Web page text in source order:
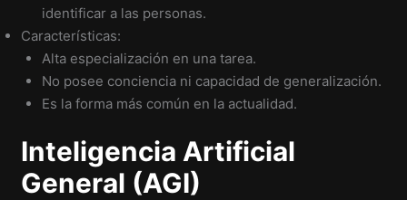
identificar a las personas.
Características:
Alta especialización en una tarea.
No posee conciencia ni capacidad de generalización.
Es la forma más común en la actualidad.
Inteligencia Artificial
General (AGI)